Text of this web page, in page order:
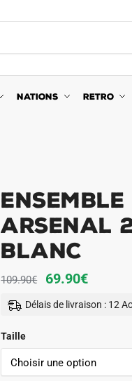
NATIONS RETRO
Arsenal
Blanc
109.90€
Le
prix
109.90€.
69.90€Le
69.90€.
Délais de livraison : 12
Taille